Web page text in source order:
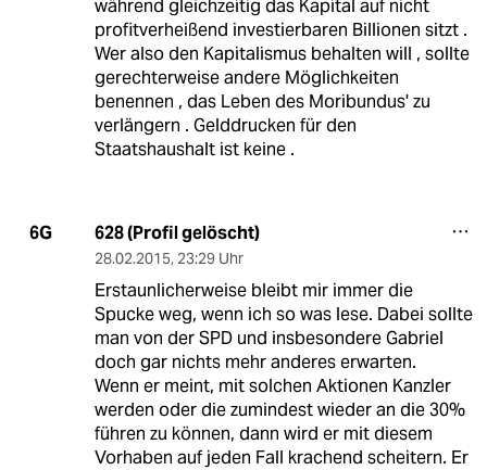
während gleichzeitig das Kapital auf nicht
profitverheißend investierbaren Billionen sitzt .
Wer also den Kapitalismus behalten will , sollte
gerechterweise andere Möglichkeiten
benennen , das Leben des Moribundus' zu
verlängern . Gelddrucken für den
Staatshaushalt ist keine .
6G 628 (Profil gelöscht)
28.02.2015, 23:29 Uhr
Erstaunlicherweise bleibt mir immer die
Spucke weg, wenn ich so was lese. Dabei sollte
man von der SPD und insbesondere Gabriel
doch gar nichts mehr anderes erwarten.
Wenn er meint, mit solchen Aktionen Kanzler
werden oder die zumindest wieder an die 30%
führen zu können, dann wird er mit diesem
Vorhaben auf jeden Fall krachend scheitern. Er